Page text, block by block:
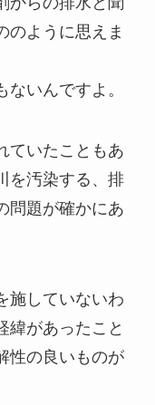
のように思えま
いんですよ。
ていたこともあ
を汚染する、排
問題が確かにあ
施していないわ
緯があったこと
性の良いものが